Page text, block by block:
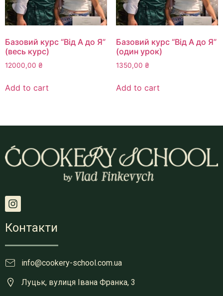
Базовий курс “Від А до Я”
(весь курс)
12000,00 ₴
Add to cart
Базовий курс “Від А до Я”
(один урок)
1350,00 ₴
Add to cart
Контакти
info@cookery-school.com.ua
Луцьк, вулиця Івана Франка, 3